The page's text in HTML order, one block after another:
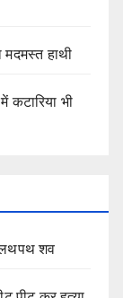
मदमस्त हाथी
भी
लथपथ शव